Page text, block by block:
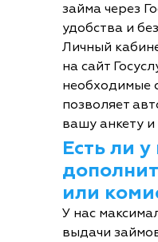
займа через
удобства и
Личный
на сайт
необходимые
позволяет
вашу анкету
Есть ли у
или
У нас
выдачи